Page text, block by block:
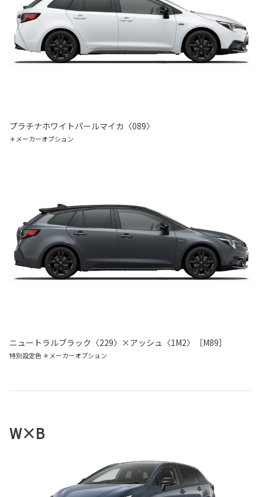
プラチナホワイトパールマイカ〈089〉
＊メーカーオプション
ニュートラルブラック〈229〉×アッシュ〈1M2〉［M89］
特別設定色 ＊メーカーオプション
W×B